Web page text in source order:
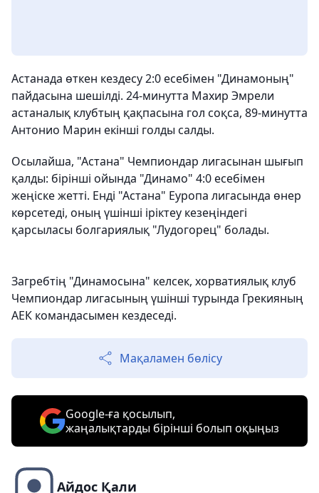
Астанада өткен кездесу 2:0 есебімен "Динамоның"
пайдасына шешілді. 24-минутта Махир Эмрели
астаналық клубтың қақпасына гол соқса, 89-минутта
Антонио Марин екінші голды салды.
Осылайша, "Астана" Чемпиондар лигасынан шығып
қалды: бірінші ойында "Динамо" 4:0 есебімен
жеңіске жетті. Енді "Астана" Еуропа лигасында өнер
көрсетеді, оның үшінші іріктеу кезеңіндегі
қарсыласы болгариялық "Лудогорец" болады.
Загребтің "Динамосына" келсек, хорватиялық клуб
Чемпиондар лигасының үшінші турында Грекияның
АЕК командасымен кездеседі.
Мақаламен бөлісу
Google-ға қосылып,
жаңалықтарды бірінші болып оқыңыз
Айдос Қали